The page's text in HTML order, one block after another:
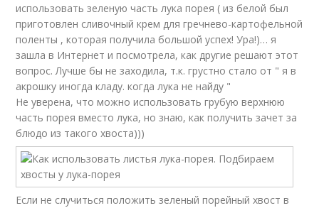
использовать зеленую часть лука порея ( из белой был
приготовлен сливочный крем для гречнево-картофельной
поленты , которая получила большой успех! Ура!)… я
зашла в Интернет и посмотрела, как другие решают этот
вопрос. Лучше бы не заходила, т.к. грустно стало от " я в
акрошку иногда кладу. когда лука не найду "
Не уверена, что можно использовать грубую верхнюю
часть порея вместо лука, но знаю, как получить зачет за
блюдо из такого хвоста)))
Если не случиться положить зеленый порейный хвост в